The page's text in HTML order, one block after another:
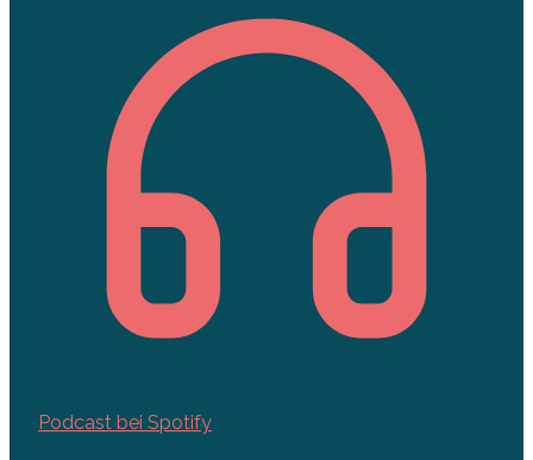
Podcast bei Spotify